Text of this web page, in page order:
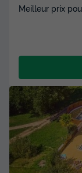
Meilleur prix